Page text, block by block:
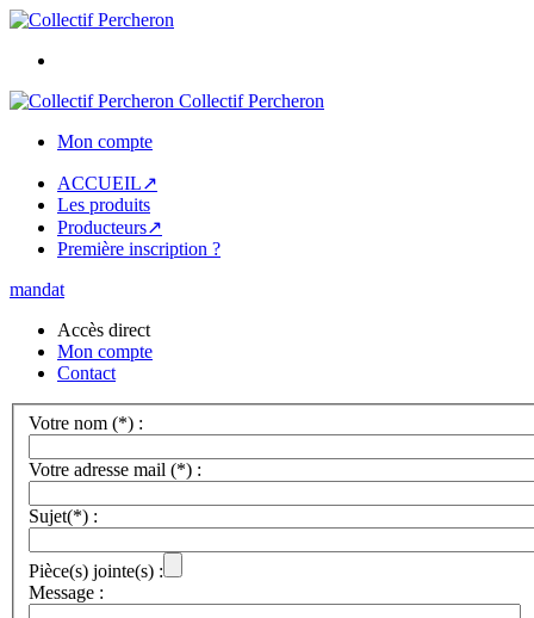
Collectif Percheron
Mon compte
ACCUEIL↗
Les produits
Producteurs↗
Première inscription ?
mandat
Accès direct
Mon compte
Contact
Votre nom (*) :
Votre adresse mail (*) :
Sujet(*) :
Pièce(s) jointe(s) :
Message :